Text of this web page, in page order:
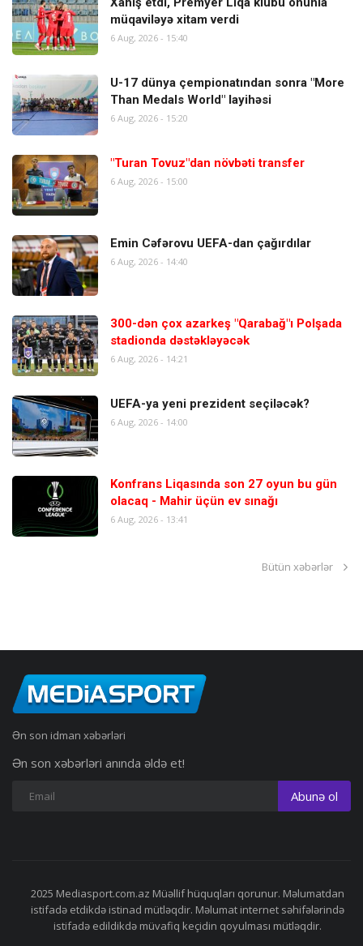
müqaviləyə xitam verdi
6 Aug, 2026 - 15:40
U-17 dünya çempionatından sonra "More
Than Medals World" layihəsi
6 Aug, 2026 - 15:20
"Turan Tovuz"dan növbəti transfer
6 Aug, 2026 - 15:00
Emin Cəfərovu UEFA-dan çağırdılar
6 Aug, 2026 - 14:40
300-dən çox azarkeş "Qarabağ"ı Polşada
stadionda dəstəkləyəcək
6 Aug, 2026 - 14:21
UEFA-ya yeni prezident seçiləcək?
6 Aug, 2026 - 14:00
Konfrans Liqasında son 27 oyun bu gün
olacaq - Mahir üçün ev sınağı
6 Aug, 2026 - 13:41
Bütün xəbərlər
Ən son idman xəbərləri
Ən son xəbərləri anında əldə et!
Abunə ol
2025 Mediasport.com.az Müəllif hüquqları qorunur. Məlumatdan
istifadə etdikdə istinad mütləqdir. Məlumat internet səhifələrində
istifadə edildikdə müvafiq keçidin qoyulması mütləqdir.